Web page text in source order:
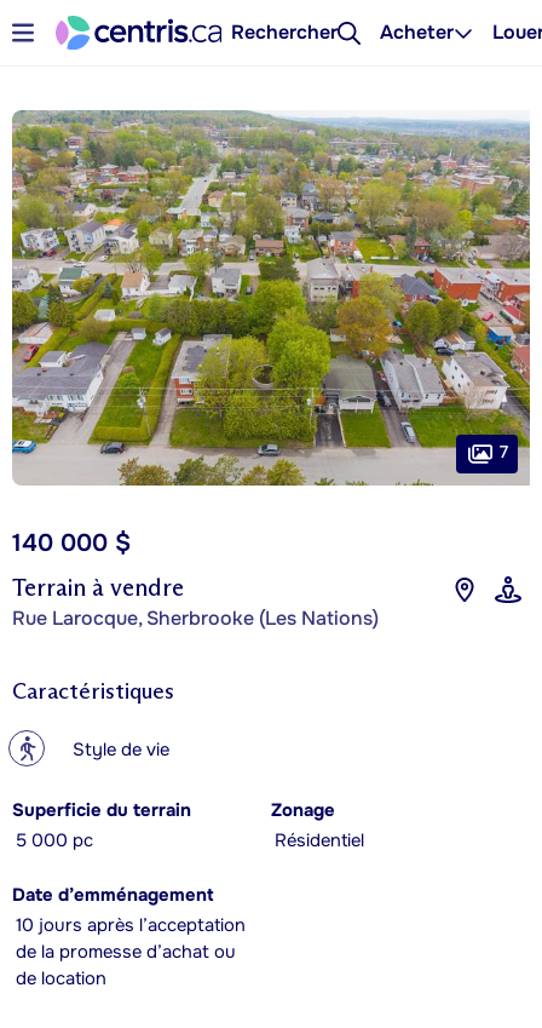
Rechercher Acheter
Terrain à vendre
Rue Larocque, Sherbrooke (Les Nations)
140 000 $
7
Caractéristiques
? Style de vie
Superficie du terrain
5 000 pc
Zonage
Résidentiel
Date d’emménagement
10 jours après l’acceptation
de la promesse d’achat ou
de location